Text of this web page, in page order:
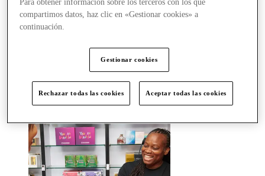
Tiendas
Ofertas
Planifica tu visita
Más
Para obtener información sobre los terceros con los que
compartimos datos, haz clic en «Gestionar cookies» a
continuación.
Gestionar cookies
Rechazar todas las cookies Aceptar todas las cookies